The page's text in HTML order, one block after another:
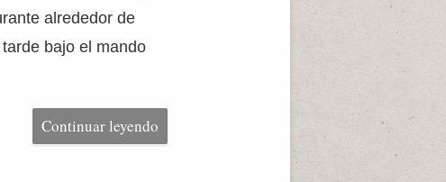
alrededor de
bajo el mando
Continuar leyendo